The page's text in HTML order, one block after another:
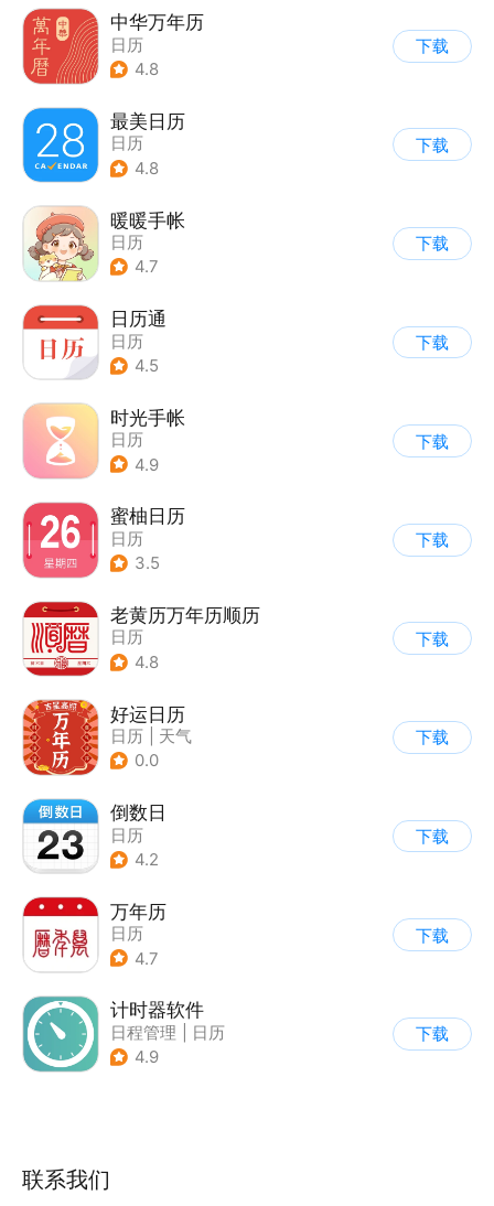
中华万年历
日历
4.8
下载
最美日历
日历
4.8
下载
暖暖手帐
日历
4.7
下载
日历通
日历
4.5
下载
时光手帐
日历
4.9
下载
蜜柚日历
日历
3.5
下载
老黄历万年历顺历
日历
4.8
下载
好运日历
日历
天气
0.0
下载
倒数日
日历
4.2
下载
万年历
日历
4.7
下载
计时器软件
日程管理
日历
4.9
下载
联系我们